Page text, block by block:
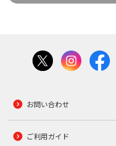
お問い合わせ
ご利用ガイド